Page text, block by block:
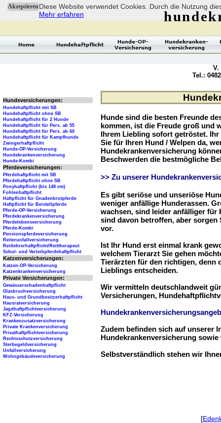
AkzeptierenDiese Website verwendet Cookies. Durch die Nutzung
Mehr erfahren
Hunde sind die besten Freunde
kommen, ist die Freude groß und
Ihrem Liebling sofort getröstet.
Sie für Ihren Hund / Welpen da,
Hundekrankenversicherung
Beschwerden die bestmögliche
>> Zu unserer
Es gibt seriöse und unseriöse
weniger anfällige Hunderassen.
wachsen, sind leider anfälliger für
sind davon betroffen, aber sorgen
vor.
Ist Ihr Hund erst einmal krank
welchem Tierarzt Sie gehen
Tierärzten für den richtigen, denn
Lieblings entscheiden.
Wir vermitteln deutschlandweit
Versicherungen,
Zudem befinden sich auf unserer
Hundekrankenversicherung
Selbstverständlich stehen wir
Hundeversicherungen:
Hundehaftpflicht mit SB
Hundehaftpflicht ohne SB
Hundehaftpflicht für 2 Hunde
Hundehaftpflicht für Pers. ab 55
Hundehaftpflicht für Pers. ab 60
Hundehaftpflicht für Kampfhunde
Zwingerhaftpflicht
Hunde-OP-Versicherung
Hundekrankenversicherung
Hunde-Kombi
Pferdeversicherungen:
Pferdehaftpflicht mit SB
Pferdehaftpflicht ohne SB
Ponyhaftpflicht (bis 148 cm)
Fohlenhaftpflicht
Haftpflicht für Gnadenbrotpferde
Haftpflicht für Beistellpferde
Pferde-OP-Versicherung
Pferdekrankenversicherung
Pferdelebensversicherung
Pferde-Kombi
Pensionspferdeversicherung
Reiterunfallversicherung
Reitlehrerhaftpflicht/Reittherapeut
Schul- und Verleihpferdehaftpflicht
Katzenversicherungen:
Katzen-OP-Versicherung
Katzenkrankenversicherung
Private Versicherungen:
Gewässerschadenhaftpflicht
Glasbruchversicherung
Haus- und Grundbesitzerhaftpflicht
Hausratversicherung
Jagdhaftpflichtversicherung
KFZ-Versicherung
Krankenzusatzversicherung
Private Krankenversicherung
Privathaftpflichtversicherung
Rechtsschutzversicherung
Sterbegeldversicherung
Unfallversicherung
Wohngebäudeversicherung
V.
Tel.:
[